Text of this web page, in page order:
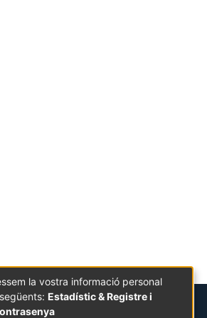
la vostra informació personal
Estadístic & Registre i